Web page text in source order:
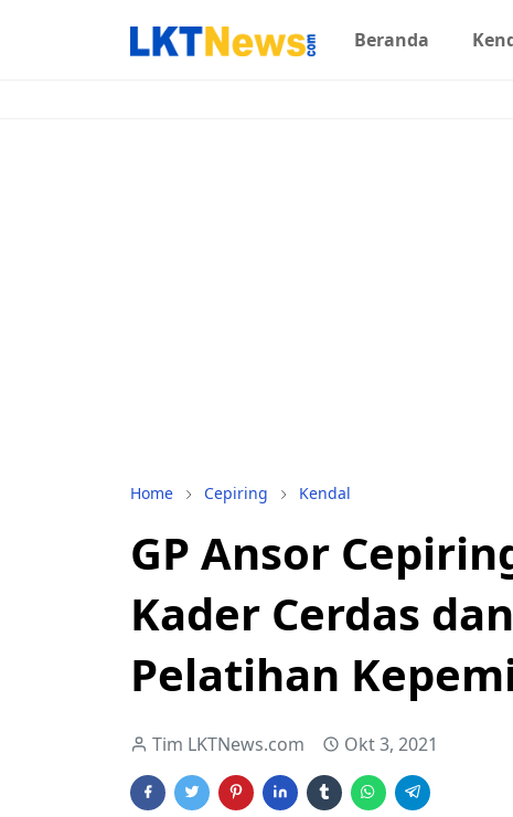
Beranda
Home Cepiring Kendal
GP Ansor
Kader Cerdas
Pelatihan
Tim LKTNews.com Okt 3, 2021